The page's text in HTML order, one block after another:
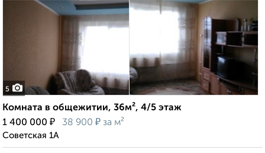
5
Комната в общежитии, 36м², 4/5 этаж
1 400 000 ₽ 38 900 ₽ за м²
Советская 1А